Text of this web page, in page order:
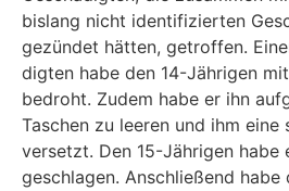
bislang nicht identifizierten
gezündet hätten, getroffen.
digten habe den 14-Jährigen
bedroht. Zudem habe er ihn
Taschen zu leeren und ihm eine
versetzt. Den 15-Jährigen habe
geschlagen. Anschließend